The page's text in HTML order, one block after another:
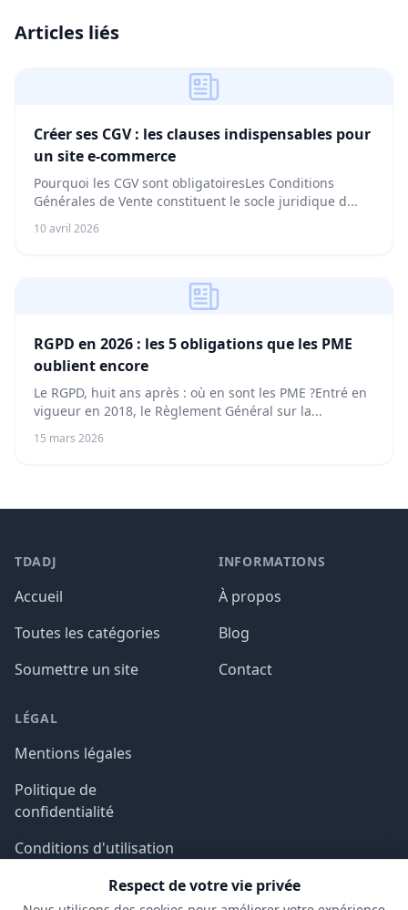
Articles liés
Créer ses CGV : les clauses indispensables pour
un site e-commerce
Pourquoi les CGV sont obligatoiresLes Conditions
Générales de Vente constituent le socle juridique d...
10 avril 2026
RGPD en 2026 : les 5 obligations que les PME
oublient encore
Le RGPD, huit ans après : où en sont les PME ?Entré en
vigueur en 2018, le Règlement Général sur la...
15 mars 2026
TDADJ
Accueil
Toutes les catégories
Soumettre un site
INFORMATIONS
À propos
Blog
Contact
LÉGAL
Mentions légales
Politique de
confidentialité
Conditions d'utilisation
Respect de votre vie privée